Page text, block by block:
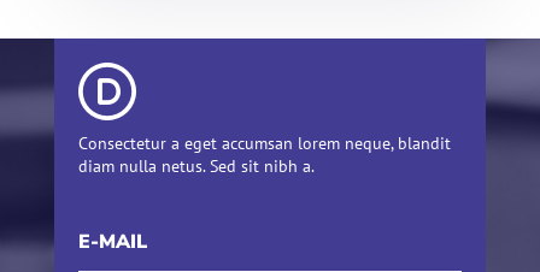
Consectetur a eget accumsan lorem neque, blandit
diam nulla netus. Sed sit nibh a.